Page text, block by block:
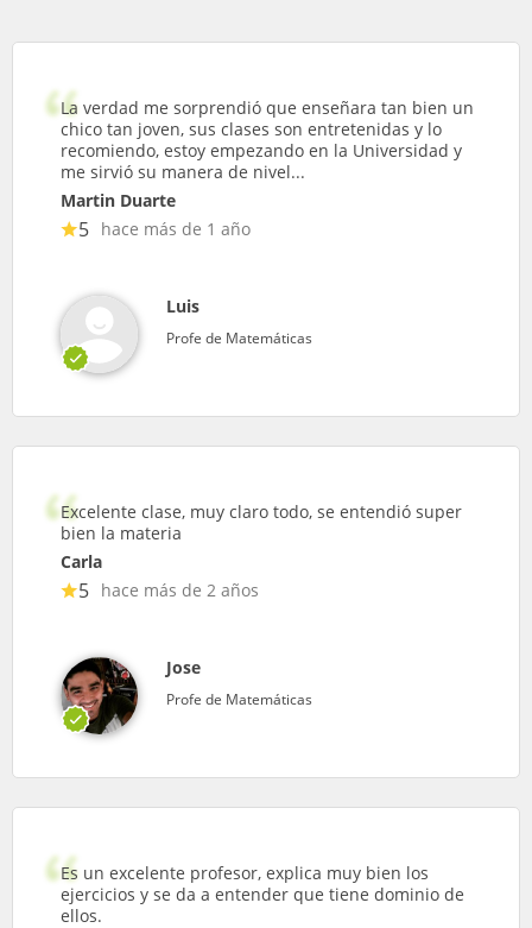
La verdad me sorprendió que enseñara tan bien un
chico tan joven, sus clases son entretenidas y lo
recomiendo, estoy empezando en la Universidad y
me sirvió su manera de nivel...
Martin Duarte
5 hace más de 1 año
Luis
Profe de Matemáticas
Excelente clase, muy claro todo, se entendió super
bien la materia
Carla
5 hace más de 2 años
Jose
Profe de Matemáticas
Es un excelente profesor, explica muy bien los
ejercicios y se da a entender que tiene dominio de
ellos.